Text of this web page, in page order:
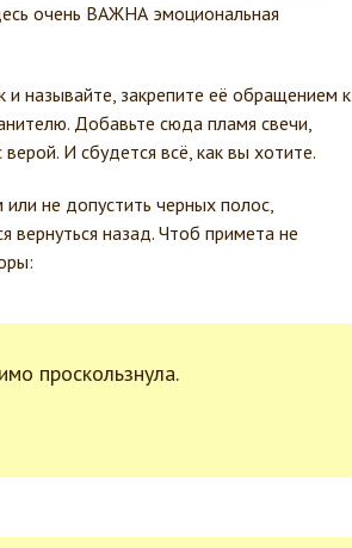
очень ВАЖНА эмоциональная
называйте, закрепите её обращением к
Добавьте сюда пламя свечи,
И сбудется всё, как вы хотите.
не допустить черных полос,
назад. Чтоб примета не
проскользнула.